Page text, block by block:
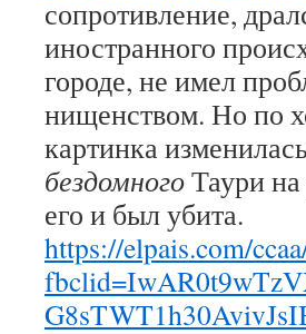
сопротивление,
иностранного
городе, не имел
нищенством. Но по
картинка
бездомногоТаури
его и был убита.
https://elpais.com/